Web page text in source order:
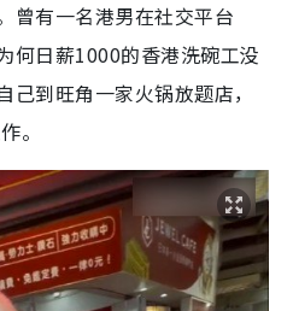
有一名港男在社交平台
日薪1000的香港洗碗工没
到旺角一家火锅放题店，
。